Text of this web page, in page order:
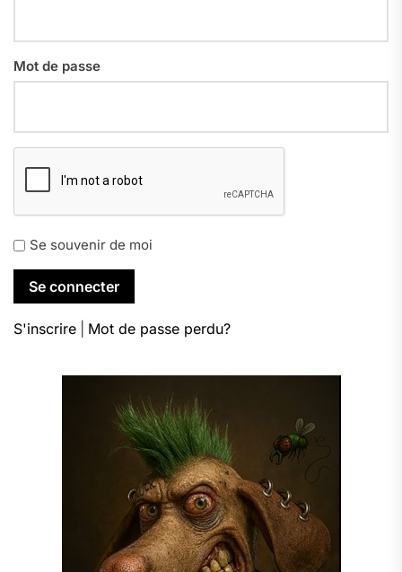
Mot de passe
Se souvenir de moi
S'inscrire Mot de passe perdu?